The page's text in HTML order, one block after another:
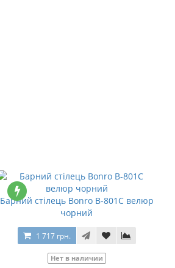
Барний стілець Bonro B-801C велюр
чорний
1 717 грн.
Нет в наличии